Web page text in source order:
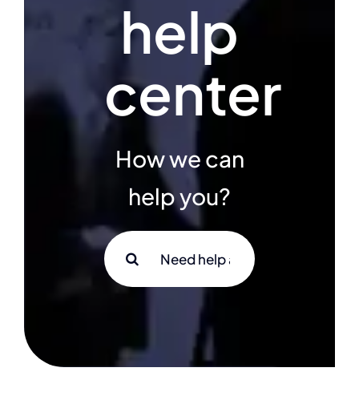
help
center
How we can
help you?
Search
for: